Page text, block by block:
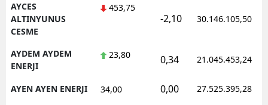
AYCES
ALTINYUNUS
CESME
453,75
-2,10 30.146.105,50
AYDEM AYDEM
ENERJI
23,80 0,34 21.045.453,24
AYEN AYEN ENERJI 34,00 0,00 27.525.395,28